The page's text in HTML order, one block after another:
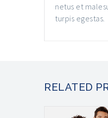
netus et
turpis egestas.
RELATED